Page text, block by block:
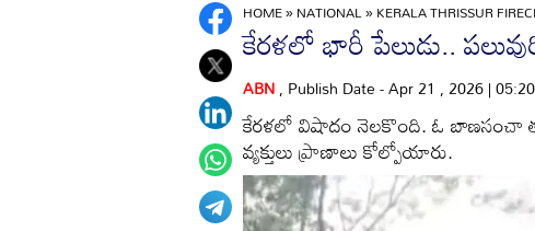
HOME»NATIONAL»KERALA THRISSUR
కేరళలో భారీ పేలుడు..
ABN, Publish Date - Apr 21 , 2026 |
కేరళలో విషాదం నెలకొంది. ఓ బాణసంచా
వ్యక్తులు ప్రాణాలు కోల్పోయారు.